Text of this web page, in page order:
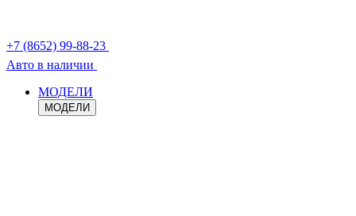
+7 (8652) 99-88-23
Авто в наличии
МОДЕЛИ
МОДЕЛИ